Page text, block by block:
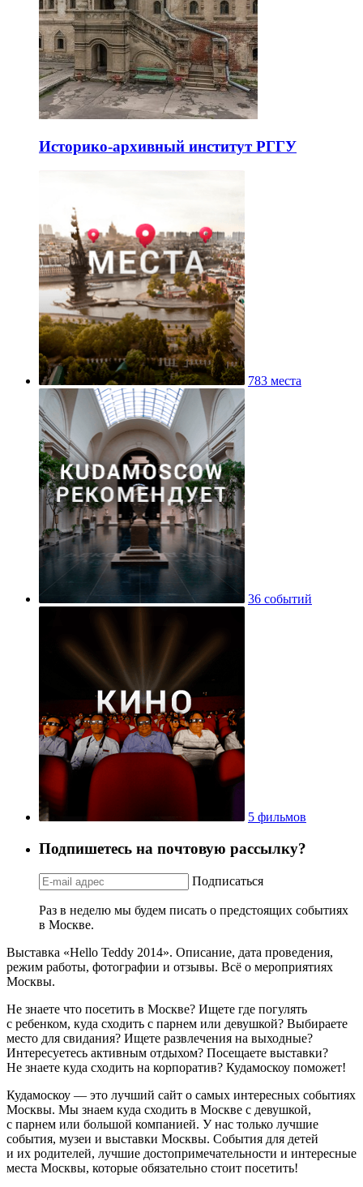
Историко-архивный институт РГГУ
783 места
36 событий
5 фильмов
Подпишетесь на почтовую рассылку?
Подписаться
Раз в неделю мы будем писать о предстоящих событиях
в Москве.
Выставка «Hello Teddy 2014». Описание, дата проведения,
режим работы, фотографии и отзывы. Всё о мероприятиях
Москвы.
Не знаете что посетить в Москве? Ищете где погулять
с ребенком, куда сходить с парнем или девушкой? Выбираете
место для свидания? Ищете развлечения на выходные?
Интересуетесь активным отдыхом? Посещаете выставки?
Не знаете куда сходить на корпоратив? Кудамоскоу поможет!
Кудамоскоу — это лучший сайт о самых интересных событиях
Москвы. Мы знаем куда сходить в Москве с девушкой,
с парнем или большой компанией. У нас только лучшие
события, музеи и выставки Москвы. События для детей
и их родителей, лучшие достопримечательности и интересные
места Москвы, которые обязательно стоит посетить!